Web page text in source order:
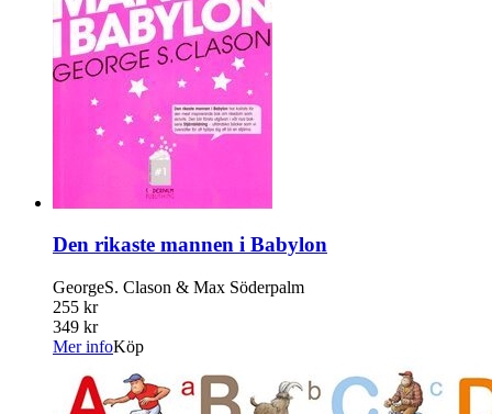
Den rikaste mannen i Babylon
GeorgeS. Clason & Max Söderpalm
255 kr
349 kr
Mer infoKöp